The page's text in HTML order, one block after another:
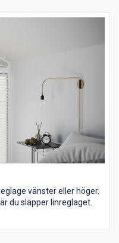
vänster eller höger.
du släpper linreglaget.